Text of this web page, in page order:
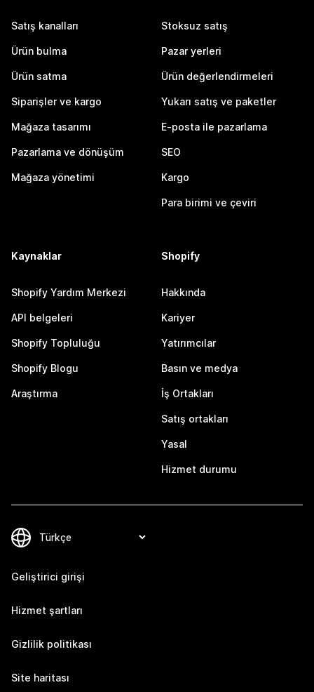
Satış kanalları
Ürün bulma
Ürün satma
Siparişler ve kargo
Mağaza tasarımı
Pazarlama ve dönüşüm
Mağaza yönetimi
Stoksuz satış
Pazar yerleri
Ürün değerlendirmeleri
Yukarı satış ve paketler
E-posta ile pazarlama
SEO
Kargo
Para birimi ve çeviri
Kaynaklar
Shopify Yardım Merkezi
API belgeleri
Shopify Topluluğu
Shopify Blogu
Araştırma
Shopify
Hakkında
Kariyer
Yatırımcılar
Basın ve medya
İş Ortakları
Satış ortakları
Yasal
Hizmet durumu
Geliştirici girişi
Hizmet şartları
Gizlilik politikası
Site haritası